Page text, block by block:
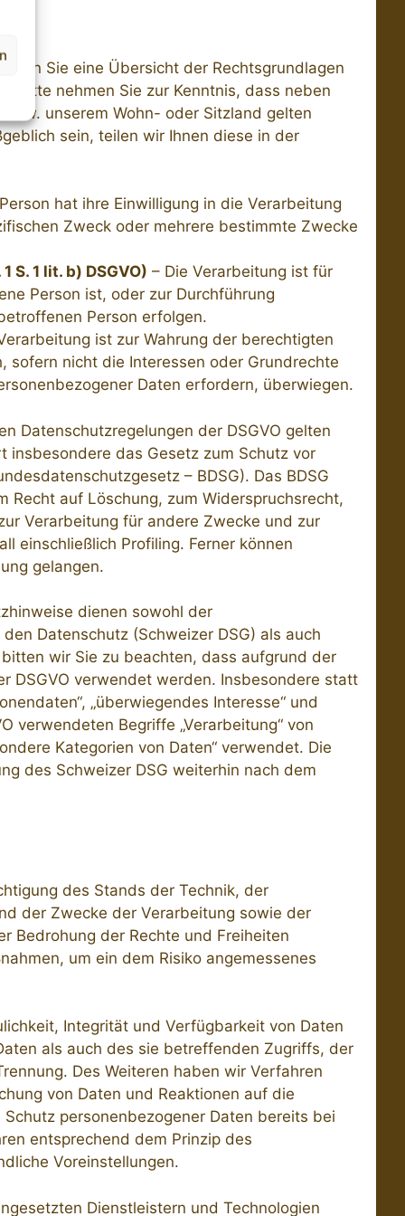
Sie eine Übersicht der Rechtsgrundlagen
Bitte nehmen Sie zur Kenntnis, dass neben
unserem Wohn- oder Sitzland gelten
sein, teilen wir Ihnen diese in der
hat ihre Einwilligung in die Verarbeitung
Zweck oder mehrere bestimmte Zwecke
1 lit. b) DSGVO) – Die Verarbeitung ist für
Person ist, oder zur Durchführung
Person erfolgen.
ist zur Wahrung der berechtigten
nicht die Interessen oder Grundrechte
Daten erfordern, überwiegen.
Datenschutzregelungen der DSGVO gelten
insbesondere das Gesetz zum Schutz vor
– BDSG). Das BDSG
Recht auf Löschung, zum Widerspruchsrecht,
Verarbeitung für andere Zwecke und zur
einschließlich Profiling. Ferner können
gelangen.
dienen sowohl der
Datenschutz (Schweizer DSG) als auch
wir Sie zu beachten, dass aufgrund der
DSGVO verwendet werden. Insbesondere statt
„überwiegendes Interesse“ und
verwendeten Begriffe „Verarbeitung“ von
Kategorien von Daten“ verwendet. Die
des Schweizer DSG weiterhin nach dem
des Stands der Technik, der
der Zwecke der Verarbeitung sowie der
Bedrohung der Rechte und Freiheiten
um ein dem Risiko angemessenes
Integrität und Verfügbarkeit von Daten
als auch des sie betreffenden Zugriffs, der
Des Weiteren haben wir Verfahren
von Daten und Reaktionen auf die
personenbezogener Daten bereits bei
entsprechend dem Prinzip des
Voreinstellungen.
Dienstleistern und Technologien